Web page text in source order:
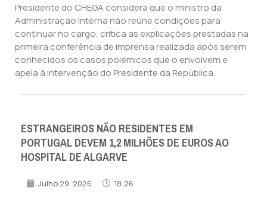
Presidente do CHEGA considera que o ministro da
Administração Interna não reúne condições para
continuar no cargo, critica as explicações prestadas na
primeira conferência de imprensa realizada após serem
conhecidos os casos polémicos que o envolvem e
apela à intervenção do Presidente da República.
ESTRANGEIROS NÃO RESIDENTES EM
PORTUGAL DEVEM 1,2 MILHÕES DE EUROS AO
HOSPITAL DE ALGARVE
Julho 29, 2026 18:26